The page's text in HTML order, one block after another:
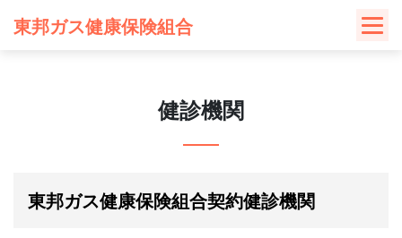
東邦ガス健康保険組合
健診機関
東邦ガス健康保険組合契約健診機関